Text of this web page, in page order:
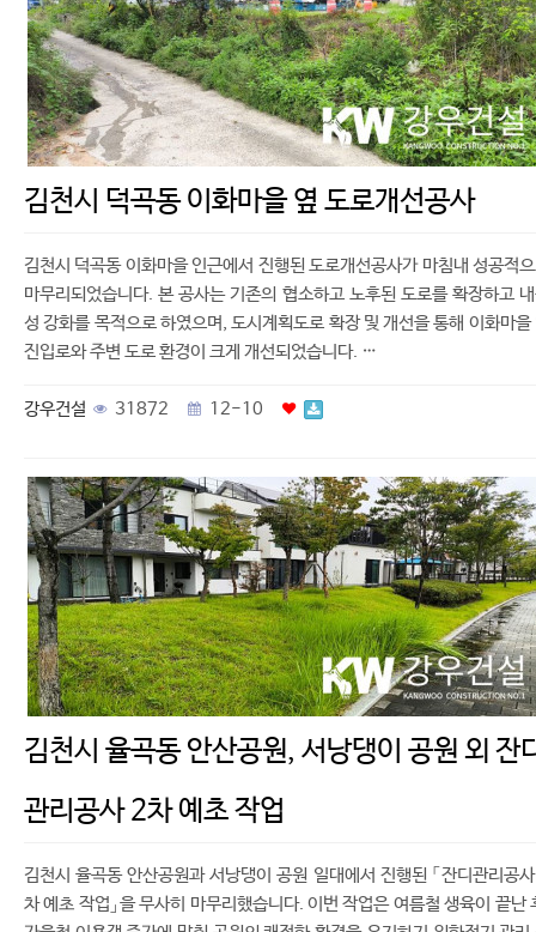
김천시 덕곡동 이화마을 옆 도로개선공사
김천시 덕곡동 이화마을 인근에서 진행된 도로개선공사가 마침내 성공적
마무리되었습니다. 본 공사는 기존의 협소하고 노후된 도로를 확장하고
성 강화를 목적으로 하였으며, 도시계획도로 확장 및 개선을 통해 이화마을
진입로와 주변 도로 환경이 크게 개선되었습니다. …
강우건설 31872 12-10
김천시 율곡동 안산공원, 서낭댕이 공원 외 잔
관리공사 2차 예초 작업
김천시 율곡동 안산공원과 서낭댕이 공원 일대에서 진행된 「잔디관리공
차 예초 작업」을 무사히 마무리했습니다. 이번 작업은 여름철 생육이 끝난